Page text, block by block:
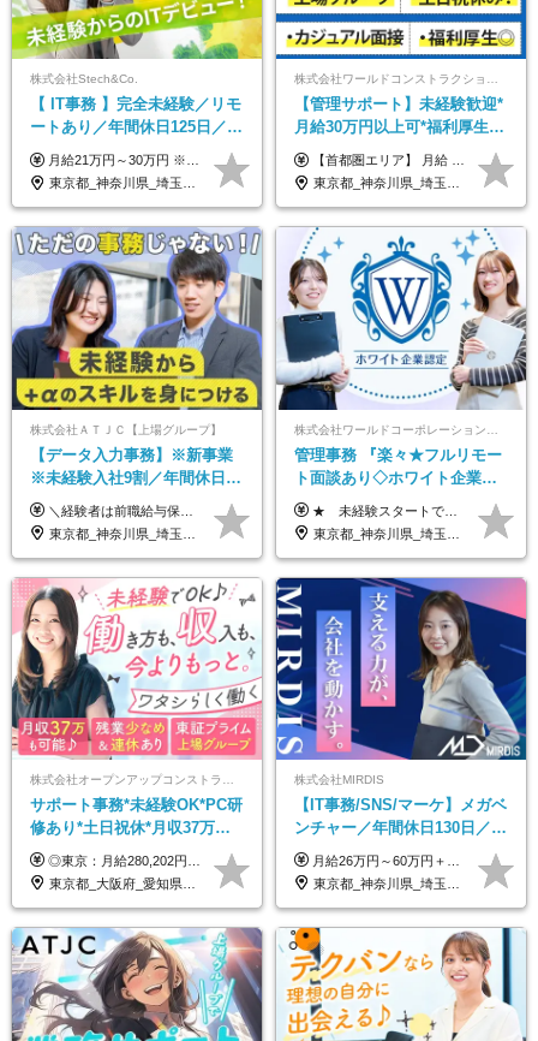
株式会社Stech&Co.
【 IT事務 】完全未経験／リモ
ートあり／年間休日125日／残
業なし／産休育休あり／服
装・髪型自由／毎年昇給
月給21万円～30万円 ※試用期間3ヶ月間の待遇に変動はありません。 ※みなし残業代(月20時間分29,725円～)を含む。（※超過分は追加支給）
東京都_神奈川県_埼玉県_千葉県_大阪府_愛知県_北海道_青森県_岩手県_宮城県_秋田県_山形県_福島県_茨城県_栃木県_群馬県_新潟県_山梨県_長野県_富山県_石川県_福井県_静岡県_岐阜県_三重県_兵庫県_京都府_滋賀県_奈良県_和歌山県_広島県_岡山県_鳥取県_島根県_山口県_徳島県_香川県_愛媛県_高知県_福岡県_熊本県_佐賀県_長崎県_大分県_宮崎県_鹿児島県_沖縄県
株式会社ワールドコンストラクション 【東証一部】 (ワールドホールディングス・グループ)
【管理サポート】未経験歓迎*
月給30万円以上可*福利厚生が
充実！
【首都圏エリア】 月給 291,800円以上 ＋ 各種手当 【北関東エリア】 月給 264,260円以上 ＋ 各種手当 【関西・四国エリア】 月給 278,040円以上 ＋ 各種手当 【中部エリア】 月給 278,040円以上 ＋ 各種手当 【北海道・東北エリア】 月給 247,000円以上 ＋ 各種手当 【九州エリア】 月給 235,540円以上 ＋ 各種手当 【中国エリア】 月給 250,460 円以上 ＋ 各種手当 ※全て年齢・経験・能力などを考慮します。 ※試用期間3ヶ月あり。その間の待遇に変動はありません。 ※固定残業代（20時間分）を含む 首都圏／37,800円以上 北関東／34,260円以上 関西・四国／36,040円以上 中部／36,040円以上 北海道・東北／32,000円以上 九州／30,540円以上 中国／32,460円以上 ※超過分は全額支給 初年度の年収 400万円～900万円
東京都_神奈川県_埼玉県_千葉県_大阪府_愛知県_北海道_青森県_岩手県_宮城県_秋田県_山形県_福島県_茨城県_栃木県_群馬県_新潟県_山梨県_長野県_富山県_石川県_福井県_静岡県_岐阜県_三重県_兵庫県_京都府_滋賀県_奈良県_和歌山県_広島県_岡山県_鳥取県_島根県_山口県_徳島県_香川県_愛媛県_高知県_福岡県_熊本県_佐賀県_長崎県_大分県_宮崎県_鹿児島県_沖縄県
株式会社ＡＴＪＣ【上場グループ】
【データ入力事務】※新事業
※未経験入社9割／年間休日
124日／月 残業13h／土日祝休
み／給与改定年2回
＼経験者は前職給与保証！／ 月給23万円～33万円＋各種手当 ☆給与改定年2回あり！ ※上記金額には固定残業代（31,081円～44,595円／20時間分）を含みます。 ※超過分は別途支給します。 ★試用期間：6ヶ月 未経験の場合、試用期間中は月給21万円（固定残業代12,353円／8時間分）となります。ただし、2026年7月1日以降は給与改定に伴い、試用期間の途中であっても、月給230,000円（固定残業代31,081円／20時間分）を適用します。 ※超過分は別途支給します。
東京都_神奈川県_埼玉県_千葉県
管理事務 『楽々★フルリモー
ト面談あり◇ホワイト企業認
定受賞◇完全週休2日◇賞与年
2回 /p13
★ 未経験スタートでも月収40万円以上も目指せます！ ★ ★ 試用期間6か月あり／給与・待遇に変更なし ★ ＼パターン①orパターン②で給与形態の選択が可能／ ＜パターン①＞ 月給+交通費+（残業代は全額別途支給） 【首都圏・関東・北信越】 月給30.0万円以上 【関西】 月給27.5万円以上 【中部】 月給26.5万円以上 【東北】 月給24.5万円以上 【北海道】 月給24.0万円以上 【九州・中四国】 月給25.5万円以上 ＜パターン②＞ 月給（固定残業代20H含む）+交通費+賞与年2回+残業代 （※20H場合を超過した場合は全額別途支給） 【首都圏・関東・北信越】 月給25.0万円以上 【関 西・中部】 月給24.5万円以上 【東 北・北海道・九州・中四国】 月給23.5万円以上 ※上記給与には固定残業代（月20H分）を含みます 固定残業代は残業の有無に関わらず支給し、超過分は別途全額支給いたします ①②の給与形態はご本人様と相談の上、最終的に会社が決定いたします （内定時に通知） ■給与改定年1回 ■(※)賞与年2回（昨年度支給実績2回／頑張りを評価） (※)支給条件に規定あり
東京都_神奈川県_埼玉県_千葉県_大阪府_愛知県_北海道_青森県_岩手県_宮城県_秋田県_山形県_福島県_茨城県_栃木県_群馬県_新潟県_山梨県_長野県_富山県_石川県_福井県_静岡県_岐阜県_三重県_兵庫県_京都府_滋賀県_奈良県_和歌山県_広島県_岡山県_鳥取県_島根県_山口県_徳島県_香川県_愛媛県_高知県_福岡県_熊本県_佐賀県_長崎県_大分県_宮崎県_鹿児島県_沖縄県
サポート事務*未経験OK*PC研
修あり*土日祝休*月収37万円
可*面接1回/o
◎東京：月給280,202円～402,430円 ◎大阪：月給269,824円～392,052円 ◎名古屋：月給285,967円～408,195円 ◎その他：月給265,212円～387,440円 ※試用期間3か月／待遇は研修期間中のみ変更あり （東京：23.9万円～、大阪：月給23.4万円～、名古屋：月給24.2万円～、その他：月給23.1万円～） ※固定残業代（配属後に支給）・一律手当を含む ※固定残業代は残業がない場合も支給し、超過分は別途支給する ※年齢、経験、能力を考慮し、支給額を決定します。
東京都_大阪府_愛知県_北海道_宮城県_新潟県_石川県_静岡県_広島県_福岡県_沖縄県
株式会社MIRDIS
【IT事務/SNS/マーケ】メガベ
ンチャー／年間休日130日／
SNS業務／リモート可能／未
経験◎
月給26万円～60万円＋賞与1回＋各種手当 ★Point：経験者の方は100％年収UPでの待遇提示も可能！ ※試用期間6カ月 ※期間中は月給23万円以上～スタート ※期間中は契約社員
東京都_神奈川県_埼玉県_千葉県